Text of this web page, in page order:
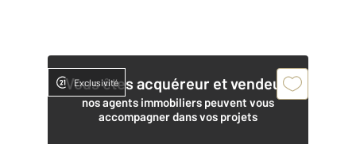
Vous êtes acquéreur et vendeur,
nos agents immobiliers peuvent vous
accompagner dans vos projets
Exclusivité